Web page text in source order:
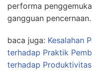
performa
gangguan pencernaan.
baca juga: Kesalahan
terhadap Praktik
terhadap